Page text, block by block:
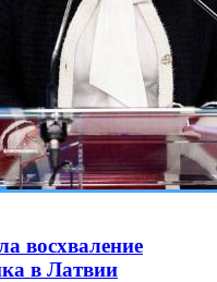
восхваление
в Латвии